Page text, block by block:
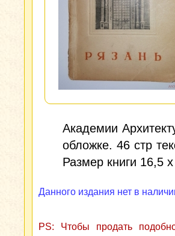
Академии
обложке. 46 стр
Размер книги 16,5
Данного издания нет в
PS: Чтобы продать